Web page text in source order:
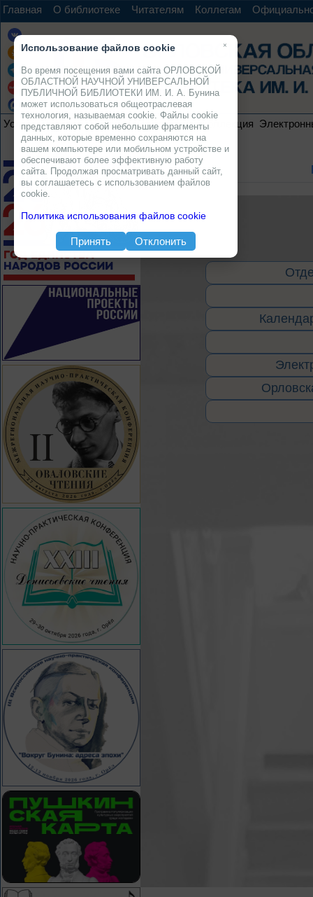
Главная О библиотеке Читателям Коллегам
Услуги Ресурсы Проекты Электронная коллекция
×
Использование файлов cookie
Во время посещения вами сайта ОРЛОВСКОЙ
ОБЛАСТНОЙ НАУЧНОЙ УНИВЕРСАЛЬНОЙ
ПУБЛИЧНОЙ БИБЛИОТЕКИ ИМ. И. А. Бунина
может использоваться общеотраслевая
технология, называемая cookie. Файлы cookie
представляют собой небольшие фрагменты
данных, которые временно сохраняются на
вашем компьютере или мобильном устройстве и
обеспечивают более эффективную работу
сайта. Продолжая просматривать данный сайт,
вы соглашаетесь с использованием файлов
cookie.
Политика использования файлов cookie
Принять Отклонить